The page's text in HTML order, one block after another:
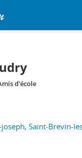
Saint-Brevin-
d'école